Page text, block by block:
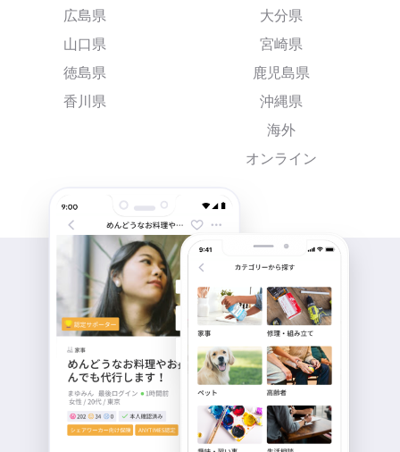
広島県
山口県
徳島県
香川県
大分県
宮崎県
鹿児島県
沖縄県
海外
オンライン